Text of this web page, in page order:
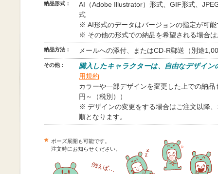
納品形式：
AI（Adobe Illustrator）形式、GIF形式、
式
※ AI形式のデータはバージョンの指定が可能
※ その他の形式での納品を希望される場合
納品方法： メールへの添付、またはCD-R郵送（別途
その他：
購入したキャラクターは、自由なデザイン
用規約
カラーや一部デザインを変更した上での納
円～（税別））
※ デザインの変更をする場合はご注文以降
順となります。
ポーズ展開も可能です。
注文時にお知らせください。